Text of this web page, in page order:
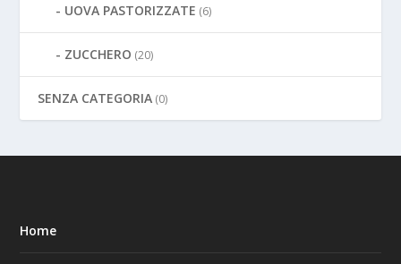
UOVA PASTORIZZATE (6)
ZUCCHERO (20)
SENZA CATEGORIA (0)
Home